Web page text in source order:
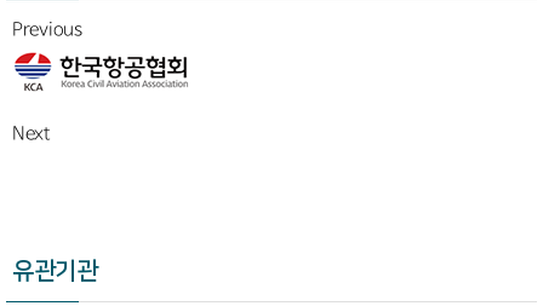
Previous
Next
유관기관